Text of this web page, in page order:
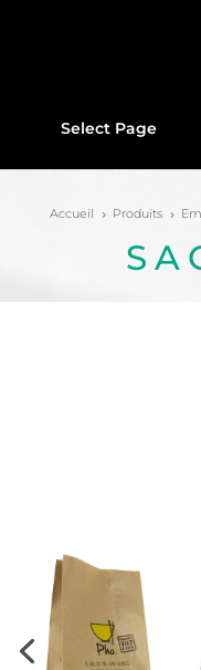
Select Page
Accueil 5 Produits 5